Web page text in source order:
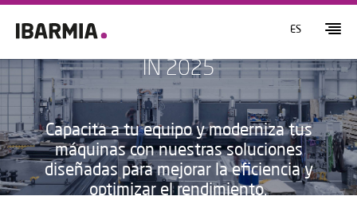
ES
Capacita a tu equipo y moderniza tus
máquinas con nuestras soluciones
diseñadas para mejorar la eficiencia y
optimizar el rendimiento.